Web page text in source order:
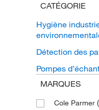
CATÉGORIE
Hygiène
Détection des
Pompes
MARQUES
Cole Parmer